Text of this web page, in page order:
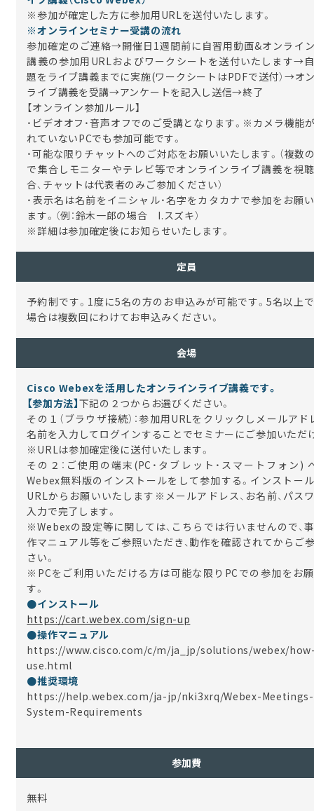
※参加が確定した方に参加用URLを送付いたします。
※オンラインセミナー受講の流れ
参加確定のご連絡→開催日1週間前に自習用動画&オンライ
講義の参加用URLおよびワークシートを送付いたします→
題をライブ講義までに実施(ワークシートはPDFで送付）→オ
ライブ講義を受講→アンケートを記入し送信→終了
【オンライン参加ルール】
・ビデオオフ・音声オフでのご受講となります。※カメラ機能
れていないPCでも参加可能です。
・可能な限りチャットへのご対応をお願いいたします。（複数
で集合しモニターやテレビ等でオンラインライブ講義を視
合、チャットは代表者のみご参加ください）
・表示名は名前をイニシャル・名字をカタカナで参加をお願
ます。（例：鈴木一郎の場合 I. スズキ）
※詳細は参加確定後にお知らせいたします。
定員
予約制です。1度に5名の方のお申込みが可能です。5名以上
場合は複数回にわけてお申込みください。
会場
Cisco Webexを活用したオンラインライブ講義です。
【参加方法】下記の２つからお選びください。
その１（ブラウザ接続）：参加用URLをクリックしメールアド
名前を入力してログインすることでセミナーにご参加いただ
※URLは参加確定後に送付いたします。
その２：ご使用の端末(PC・タブレット・スマートフォン)
Webex無料版のインストールをして参加する。インストー
URLからお願いいたします※メールアドレス、お名前、パス
入力で完了します。
※Webexの設定等に関しては、こちらでは行いませんので、
作マニュアル等をご参照いただき、動作を確認されてからご
さい。
※PCをご利用いただける方は可能な限りPCでの参加をお
す。
●インストール
https://cart.webex.com/sign-up
●操作マニュアル
https://www.cisco.com/c/m/ja_jp/solutions/webex/
use.html
●推奨環境
https://help.webex.com/ja-jp/nki3xrq/Webex-
System-Requirements
参加費
無料